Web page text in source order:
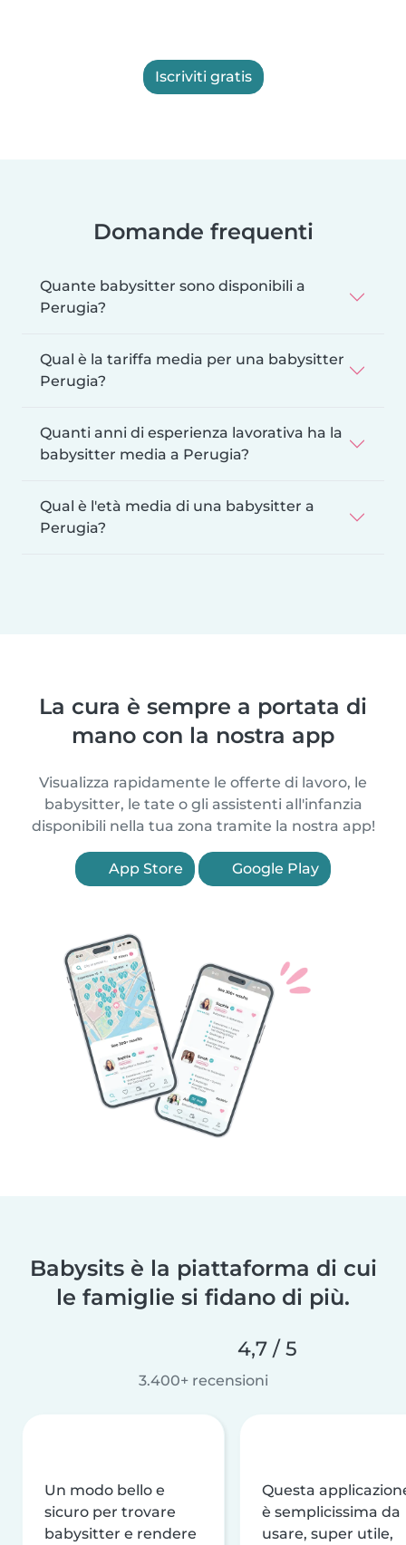
Iscriviti gratis
Domande frequenti
Quante babysitter sono disponibili a
Perugia?
Qual è la tariffa media per una babysitter
Perugia?
Quanti anni di esperienza lavorativa ha la
babysitter media a Perugia?
Qual è l'età media di una babysitter a
Perugia?
La cura è sempre a portata di
mano con la nostra app
Visualizza rapidamente le offerte di lavoro, le
babysitter, le tate o gli assistenti all'infanzia
disponibili nella tua zona tramite la nostra app!
App Store Google Play
Babysits è la piattaforma di cui
le famiglie si fidano di più.
4,7 / 5
3.400+ recensioni
Un modo bello e
sicuro per trovare
babysitter e rendere
Questa
è semplicissima da
usare, super utile,